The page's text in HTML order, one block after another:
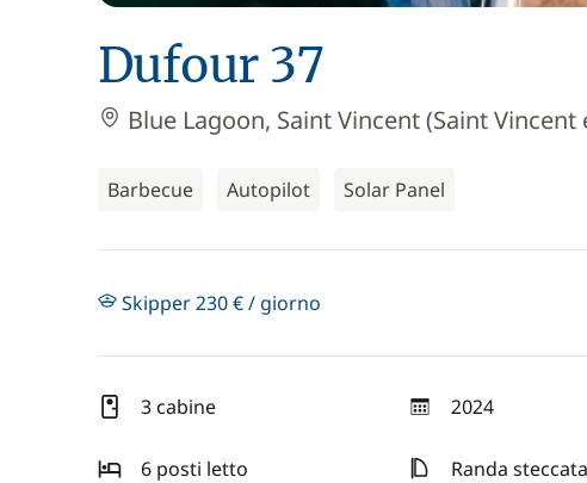
Dufour 37
Blue Lagoon, Saint Vincent (Saint Vincent
Barbecue Autopilot Solar Panel
Skipper 230 € / giorno
3 cabine 2024
anno
6 posti letto
Randa steccata